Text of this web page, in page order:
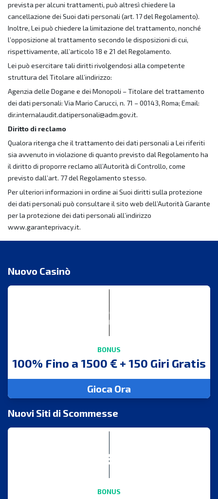
prevista per alcuni trattamenti, può altresì chiedere la
cancellazione dei Suoi dati personali (art. 17 del Regolamento).
Inoltre, Lei può chiedere la limitazione del trattamento, nonché
l’opposizione al trattamento secondo le disposizioni di cui,
rispettivamente, all’articolo 18 e 21 del Regolamento.
Lei può esercitare tali diritti rivolgendosi alla competente
struttura del Titolare all’indirizzo:
Agenzia delle Dogane e dei Monopoli – Titolare del trattamento
dei dati personali: Via Mario Carucci, n. 71 – 00143, Roma; Email:
dir.internalaudit.datipersonali@adm.gov.it.
Diritto di reclamo
Qualora ritenga che il trattamento dei dati personali a Lei riferiti
sia avvenuto in violazione di quanto previsto dal Regolamento ha
il diritto di proporre reclamo all’Autorità di Controllo, come
previsto dall’art. 77 del Regolamento stesso.
Per ulteriori informazioni in ordine ai Suoi diritti sulla protezione
dei dati personali può consultare il sito web dell’Autorità Garante
per la protezione dei dati personali all’indirizzo
www.garanteprivacy.it.
Nuovo Casinò
BONUS
100% Fino a 1500 € + 150 Giri Gratis
Gioca Ora
Nuovi Siti di Scommesse
BONUS